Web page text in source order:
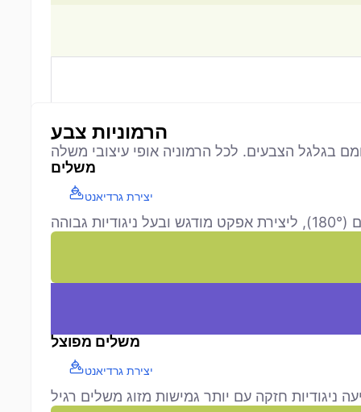
הרמוניות צבע
משלים
יצירת גרדיאנט
משלים מפוצל
יצירת גרדיאנט